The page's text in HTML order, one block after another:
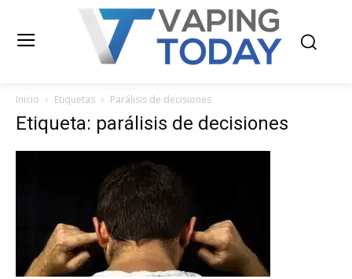
Inicio Etiquetas Parálisis de decisiones
Etiqueta: parálisis de decisiones